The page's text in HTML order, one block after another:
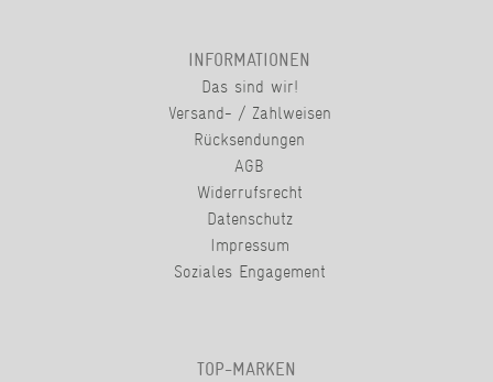
INFORMATIONEN
Das sind wir!
Versand- / Zahlweisen
Rücksendungen
AGB
Widerrufsrecht
Datenschutz
Impressum
Soziales Engagement
TOP-MARKEN